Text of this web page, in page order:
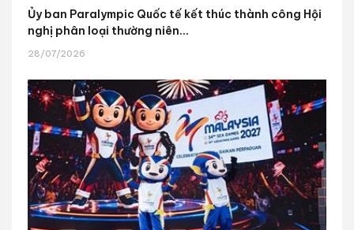
Ủy ban Paralympic Quốc tế kết thúc thành công Hội
nghị phân loại thường niên...
28/07/2026